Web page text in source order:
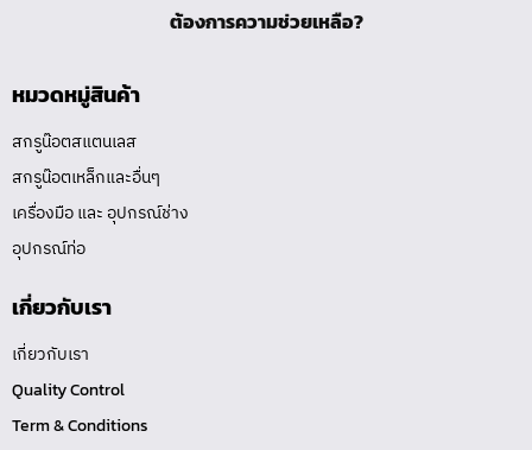
ต้องการความช่วยเหลือ?
หมวดหมู่สินค้า
สกรูน๊อตสแตนเลส
สกรูน๊อตเหล็กและอื่นๆ
เครื่องมือ และ อุปกรณ์ช่าง
อุปกรณ์ท่อ
เกี่ยวกับเรา
เกี่ยวกับเรา
Quality Control
Term & Conditions